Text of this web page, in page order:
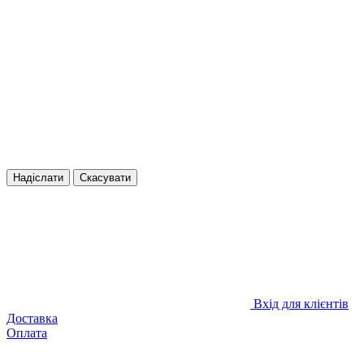
Надіслати Скасувати
Вхід для клієнтів
Доставка
Оплата